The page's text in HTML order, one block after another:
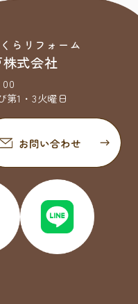
らリフォーム
式会社
00
第1・3火曜日